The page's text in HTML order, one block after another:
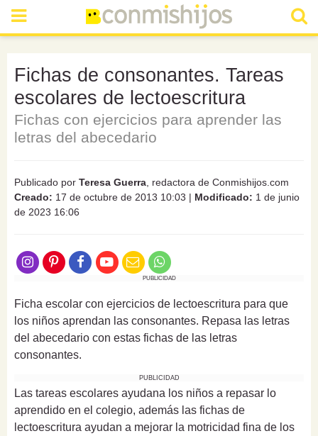
Fichas de consonantes. Tareas
escolares de lectoescritura
Fichas con ejercicios para aprender las
letras del abecedario
Publicado por Teresa Guerra , redactora de Conmishijos.com
Creado: 17 de octubre de 2013 10:03 | Modificado: 1 de junio
de 2023 16:06
PUBLICIDAD
Ficha escolar con ejercicios de lectoescritura para que
los niños aprendan las consonantes. Repasa las letras
del abecedario con estas fichas de las letras
consonantes.
PUBLICIDAD
Las tareas escolares ayudana los niños a repasar lo
aprendido en el colegio, además las fichas de
lectoescritura ayudan a mejorar la motricidad fina de los